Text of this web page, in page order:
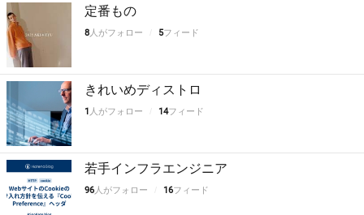
定番もの
8 人がフォロー 5フィード
きれいめディストロ
1 人がフォロー 14フィード
若手インフラエンジニア
96 人がフォロー 16フィード